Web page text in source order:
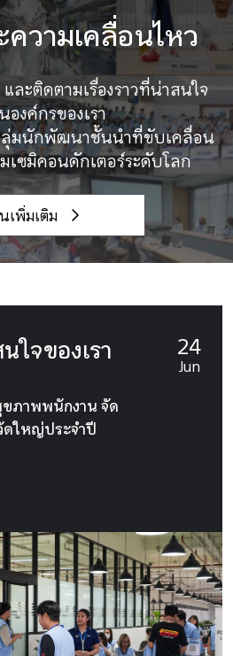
วามเคลื่อนไหว
ละติดตามเรื่องราวที่น่าสนใจ
องค์กรของเรา
ลุ่มนักพัฒนาชั้นนำที่ขับเคลื่อน
เซมิคอนดักเตอร์ระดับโลก
เพิ่มเติม
ใจของเรา 24
Jun
ขภาพพนักงาน จัด
ใหญ่ประจำปี